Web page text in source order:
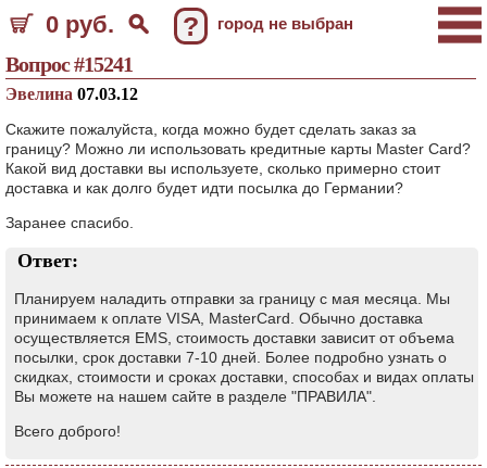
0 руб. ? город не выбран
Вопрос #15241
Эвелина 07.03.12
Скажите пожалуйста, когда можно будет сделать заказ за
границу? Можно ли использовать кредитные карты Master Card?
Какой вид доставки вы используете, сколько примерно стоит
доставка и как долго будет идти посылка до Германии?
Заранее спасибо.
Ответ:
Планируем наладить отправки за границу с мая месяца. Мы
принимаем к оплате VISA, MasterCard. Обычно доставка
осуществляется EMS, стоимость доставки зависит от объема
посылки, срок доставки 7-10 дней. Более подробно узнать о
скидках, стоимости и сроках доставки, способах и видах оплаты
Вы можете на нашем сайте в разделе "ПРАВИЛА".
Всего доброго!